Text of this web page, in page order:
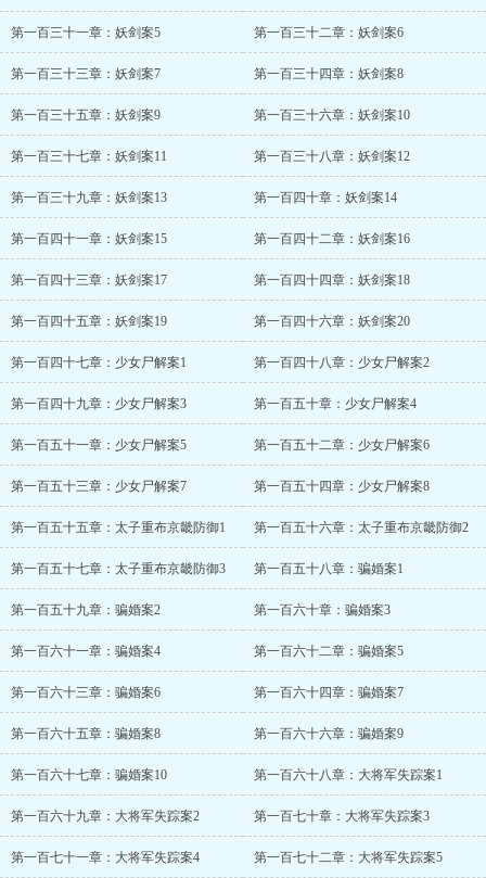
第一百三十一章：妖剑案5 第一百三十二章：妖剑案6
第一百三十三章：妖剑案7 第一百三十四章：妖剑案8
第一百三十五章：妖剑案9 第一百三十六章：妖剑案10
第一百三十七章：妖剑案11 第一百三十八章：妖剑案12
第一百三十九章：妖剑案13 第一百四十章：妖剑案14
第一百四十一章：妖剑案15 第一百四十二章：妖剑案16
第一百四十三章：妖剑案17 第一百四十四章：妖剑案18
第一百四十五章：妖剑案19 第一百四十六章：妖剑案20
第一百四十七章：少女尸解案1 第一百四十八章：少女尸解案2
第一百四十九章：少女尸解案3 第一百五十章：少女尸解案4
第一百五十一章：少女尸解案5 第一百五十二章：少女尸解案6
第一百五十三章：少女尸解案7 第一百五十四章：少女尸解案8
第一百五十五章：太子重布京畿防御1 第一百五十六章：太子重布京畿防御2
第一百五十七章：太子重布京畿防御3 第一百五十八章：骗婚案1
第一百五十九章：骗婚案2 第一百六十章：骗婚案3
第一百六十一章：骗婚案4 第一百六十二章：骗婚案5
第一百六十三章：骗婚案6 第一百六十四章：骗婚案7
第一百六十五章：骗婚案8 第一百六十六章：骗婚案9
第一百六十七章：骗婚案10 第一百六十八章：大将军失踪案1
第一百六十九章：大将军失踪案2 第一百七十章：大将军失踪案3
第一百七十一章：大将军失踪案4 第一百七十二章：大将军失踪案5